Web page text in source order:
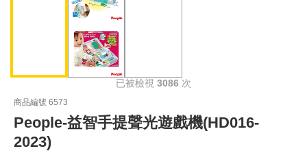
已被檢視 3086 次
商品編號 6573
People-益智手提聲光遊戲機(HD016-
2023)